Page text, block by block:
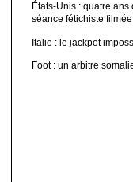
États-Unis : quatre ans
séance fétichiste filmée
Italie : le jackpot
Foot : un arbitre